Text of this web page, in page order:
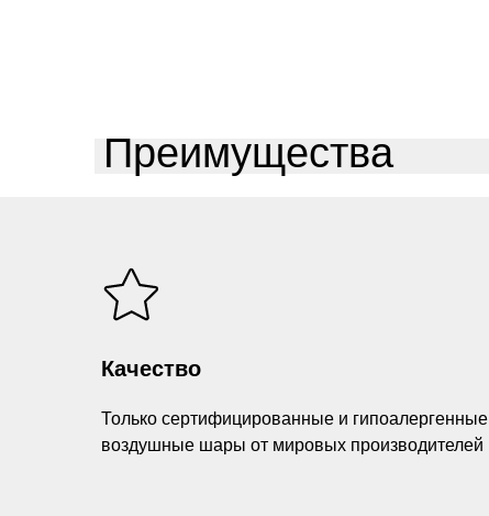
Преимущества
Качество
Только сертифицированные и гипоалергенные
воздушные шары от мировых производителей